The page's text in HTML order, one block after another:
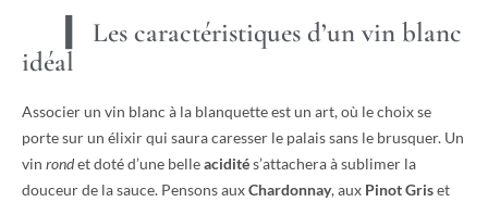
Les caractéristiques d’un vin blanc
idéal
Associer un vin blanc à la blanquette est un art, où le choix se
porte sur un élixir qui saura caresser le palais sans le brusquer. Un
vin rondet doté d’une belleacidités’attachera à sublimer la
douceur de la sauce. Pensons auxChardonnay, aux Pinot Griset